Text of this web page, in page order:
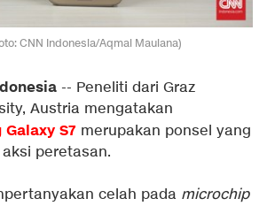
CNN Indonesia/Aqmal Maulana)
-- Peneliti dari Graz
Austria mengatakan
Galaxy S7 merupakan ponsel yang
peretasan.
celah pada microchip